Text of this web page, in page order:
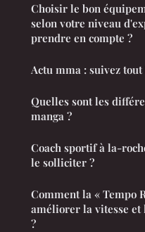
Choisir le bon
selon votre niveau
prendre en compte ?
Actu mma : suivez
Quelles sont les
manga ?
Coach sportif à la-
le solliciter ?
Comment la « Tempo
améliorer la vitesse et
?